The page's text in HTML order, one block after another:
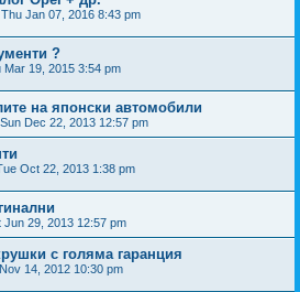
Thu Jan 07, 2016 8:43 pm
?
Mar 19, 2015 3:54 pm
на японски автомобили
Sun Dec 22, 2013 12:57 pm
Oct 22, 2013 1:38 pm
Jun 29, 2013 12:57 pm
с голяма гаранция
14, 2012 10:30 pm